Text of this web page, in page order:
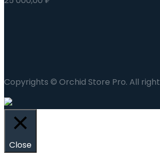
Copyrights © Orchid Store Pro. All
Close